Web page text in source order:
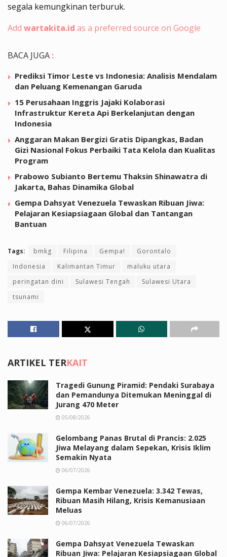
segala kemungkinan terburuk.
Add wartakita.id as a preferred source on Google
BACA JUGA :
Prediksi Timor Leste vs Indonesia: Analisis Mendalam
dan Peluang Kemenangan Garuda
15 Perusahaan Inggris Jajaki Kolaborasi
Infrastruktur Kereta Api Berkelanjutan dengan
Indonesia
Anggaran Makan Bergizi Gratis Dipangkas, Badan
Gizi Nasional Fokus Perbaiki Tata Kelola dan Kualitas
Program
Prabowo Subianto Bertemu Thaksin Shinawatra di
Jakarta, Bahas Dinamika Global
Gempa Dahsyat Venezuela Tewaskan Ribuan Jiwa:
Pelajaran Kesiapsiagaan Global dan Tantangan
Bantuan
Tags: bmkg Filipina Gempa!
Gorontalo
Indonesia
Kalimantan Timur
maluku utara
peringatan dini
Sulawesi Tengah
Sulawesi Utara
tsunami
ARTIKEL TERKAIT
Tragedi Gunung Piramid: Pendaki Surabaya
dan Pemandunya Ditemukan Meninggal di
Jurang 470 Meter
05/08/2026
Gelombang Panas Brutal di Prancis: 2.025
Jiwa Melayang dalam Sepekan, Krisis Iklim
Semakin Nyata
06/07/2026
Gempa Kembar Venezuela: 3.342 Tewas,
Ribuan Masih Hilang, Krisis Kemanusiaan
Meluas
06/07/2026
Gempa Dahsyat Venezuela Tewaskan
Ribuan Jiwa: Pelajaran Kesiapsiagaan Global